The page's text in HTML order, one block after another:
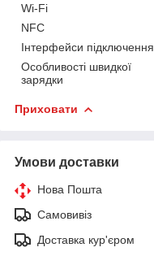
Wi-Fi
NFC
Інтерфейси підключення
Особливості швидкої
зарядки
Приховати
Умови доставки
Нова Пошта
Самовивіз
Доставка кур'єром